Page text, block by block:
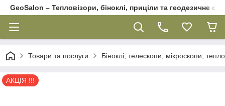
GeoSalon – Тепловізори, біноклі, приціли та геодезичне
Товари та послуги Біноклі, телескопи, мікроскопи,
АКЦІЯ !!!